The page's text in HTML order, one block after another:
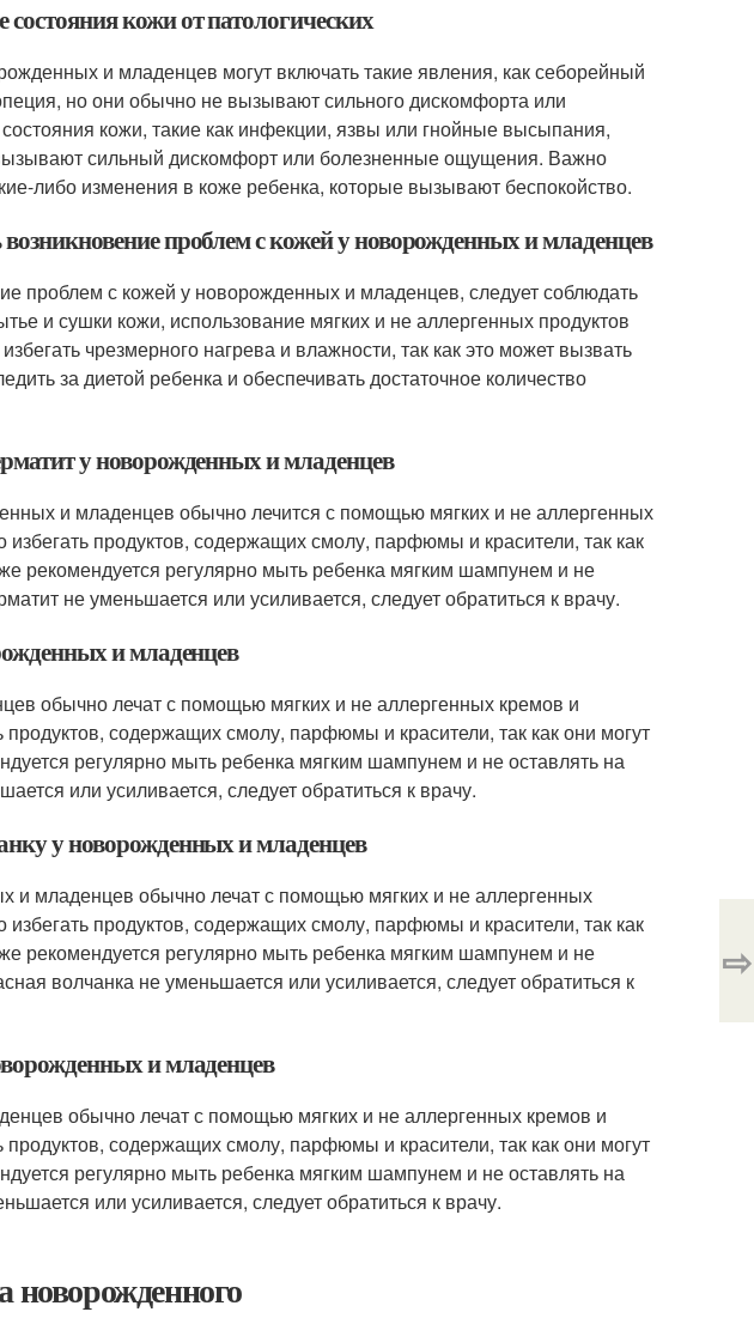
кожи от патологических
и младенцев могут включать такие явления, как себорейный
но они обычно не вызывают сильного дискомфорта или
кожи, такие как инфекции, язвы или гнойные высыпания,
сильный дискомфорт или болезненные ощущения. Важно
либо изменения в коже ребенка, которые вызывают беспокойство.
проблем с кожей у новорожденных и младенцев
проблем с кожей у новорожденных и младенцев, следует соблюдать
и сушки кожи, использование мягких и не аллергенных продуктов
чрезмерного нагрева и влажности, так как это может вызвать
за диетой ребенка и обеспечивать достаточное количество
у новорожденных и младенцев
и младенцев обычно лечится с помощью мягких и не аллергенных
продуктов, содержащих смолу, парфюмы и красители, так как
рекомендуется регулярно мыть ребенка мягким шампунем и не
не уменьшается или усиливается, следует обратиться к врачу.
и младенцев
обычно лечат с помощью мягких и не аллергенных кремов и
содержащих смолу, парфюмы и красители, так как они могут
регулярно мыть ребенка мягким шампунем и не оставлять на
или усиливается, следует обратиться к врачу.
у новорожденных и младенцев
и младенцев обычно лечат с помощью мягких и не аллергенных
продуктов, содержащих смолу, парфюмы и красители, так как
рекомендуется регулярно мыть ребенка мягким шампунем и не
волчанка не уменьшается или усиливается, следует обратиться к
и младенцев
обычно лечат с помощью мягких и не аллергенных кремов и
содержащих смолу, парфюмы и красители, так как они могут
регулярно мыть ребенка мягким шампунем и не оставлять на
или усиливается, следует обратиться к врачу.
новорожденного
⇨